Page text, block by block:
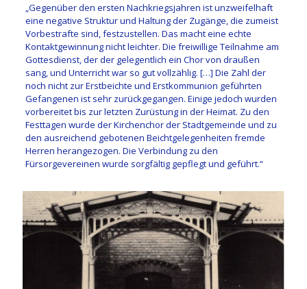
„Gegenüber den ersten Nachkriegsjahren ist unzweifelhaft
eine negative Struktur und Haltung der Zugänge, die zumeist
Vorbestrafte sind, festzustellen. Das macht eine echte
Kontaktgewinnung nicht leichter. Die freiwillige Teilnahme am
Gottesdienst, der der gelegentlich ein Chor von draußen
sang, und Unterricht war so gut vollzählig. […] Die Zahl der
noch nicht zur Erstbeichte und Erstkommunion geführten
Gefangenen ist sehr zurückgegangen. Einige jedoch wurden
vorbereitet bis zur letzten Zurüstung in der Heimat. Zu den
Festtagen wurde der Kirchenchor der Stadtgemeinde und zu
den ausreichend gebotenen Beichtgelegenheiten fremde
Herren herangezogen. Die Verbindung zu den
Fürsorgevereinen wurde sorgfältig gepflegt und geführt.“